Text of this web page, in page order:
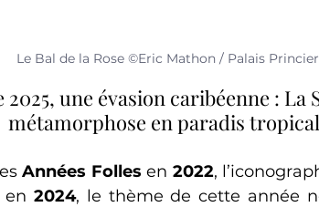
Le Bal de la Rose ©Eric Mathon / Palais
2025, une évasion caribéenne : La
métamorphose en paradis
Années Folles en 2022,
2024, le thème de cette année